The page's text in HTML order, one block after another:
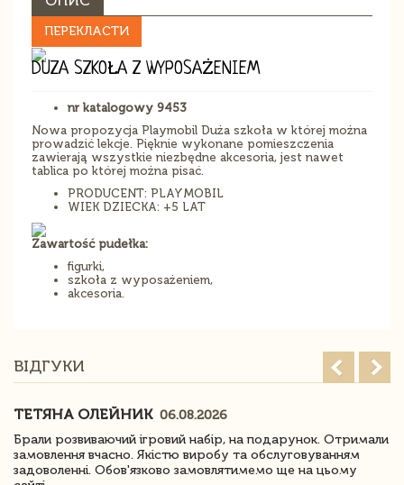
ПЕРЕКЛАСТИ
DUZA SZKOŁA Z WYPOSAŻENIEM
nr katalogowy 9453
Nowa propozycja Playmobil Duża szkoła w której można
prowadzić lekcje. Pięknie wykonane pomieszczenia
zawierają wszystkie niezbędne akcesoria, jest nawet
tablica po której można pisać.
PRODUCENT: PLAYMOBIL
WIEK DZIECKA: +5 LAT
Zawartość pudełka:
figurki,
szkoła z wyposażeniem,
akcesoria.
ВІДГУКИ
ТЕТЯНА ОЛЕЙНИК 06.08.2026
Брали розвиваючий ігровий набір, на подарунок. Отримали
замовлення вчасно. Якістю виробу та обслуговуванням
задоволенні. Обов'язково замовлятимемо ще на цьому